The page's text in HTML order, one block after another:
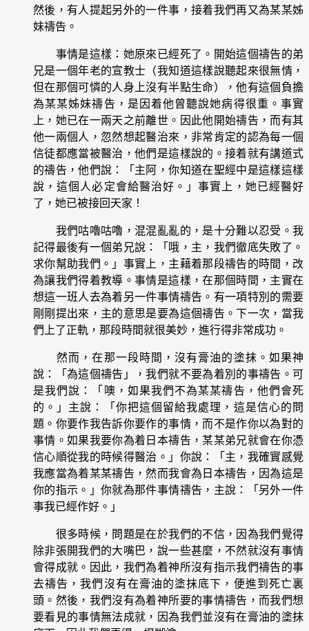
然後，有人提起另外的一件事，接着我們再又為某某姊
妹禱告。
事情是這樣：她原來已經死了。開始這個禱告的弟
兄是一個年老的宣教士（我知道這樣說聽起來很無情，
但在那個可憐的人身上沒有半點生命），他有這個負擔
為某某姊妹禱告，是因着他曾聽說她病得很重。事實
上，她已在一兩天之前離世。因此他開始禱告，而有其
他一兩個人，忽然想起醫治來，非常肯定的認為每一個
信徒都應當被醫治，他們是這樣說的。接着就有講道式
的禱告，他們說：「主阿，你知道在聖經中是這樣這樣
說，這個人必定會給醫治好。」事實上，她已經醫好
了，她已被接回天家！
我們咕嚕咕嚕，混混亂亂的，是十分難以忍受。我
記得最後有一個弟兄說：「哦，主，我們徹底失敗了。
求你幫助我們。」事實上，主藉着那段禱告的時間，改
為讓我們得着教導。事情是這樣，在那個時間，主實在
想這一班人去為着另一件事情禱告。有一項特別的需要
剛剛提出來，主的意思是要為這個禱告。下一次，當我
們上了正軌，那段時間就很美妙，進行得非常成功。
然而，在那一段時間，沒有膏油的塗抹。如果神
說：「為這個禱告」，我們就不要為着別的事禱告。可
是我們說：「噢，如果我們不為某某禱告，他們會死
的。」主說：「你把這個留給我處理，這是信心的問
題。你要作我告訴你要作的事情，而不是作你以為對的
事情。如果我要你為着日本禱告，某某弟兄就會在你憑
信心順從我的時候得醫治。」你說：「主，我確實感覺
我應當為着某某禱告，然而我會為日本禱告，因為這是
你的指示。」你就為那件事情禱告，主說：「另外一件
事我已經作好。」
很多時候，問題是在於我們的不信，因為我們覺得
除非張開我們的大嘴巴，說一些甚麼，不然就沒有事情
會得成就。因此，我們為着神所沒有指示我們禱告的事
去禱告，我們沒有在膏油的塗抹底下，便進到死亡裏
頭。然後，我們沒有為着神所要的事情禱告，而我們想
要看見的事情無法成就，因為我們並沒有在膏油的塗抹